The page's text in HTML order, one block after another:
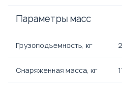
Параметры масс
Грузоподъемность, кг
Снаряженная масса, кг